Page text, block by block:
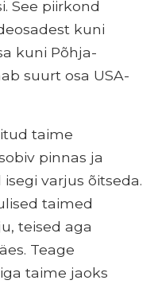
See piirkond
kuni
kuni Põhja-
suurt osa USA-
taime
pinnas ja
varjus õitseda.
taimed
teised aga
Teage
taime jaoks